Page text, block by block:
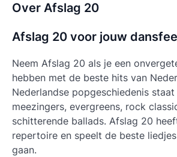
Over Afslag 20
Afslag 20 voor jouw
Neem Afslag 20 als je een
hebben met de beste hits van
Nederlandse popgeschiedenis
meezingers, evergreens, rock
schitterende ballads. Afslag 20
repertoire en speelt de beste
gaan.